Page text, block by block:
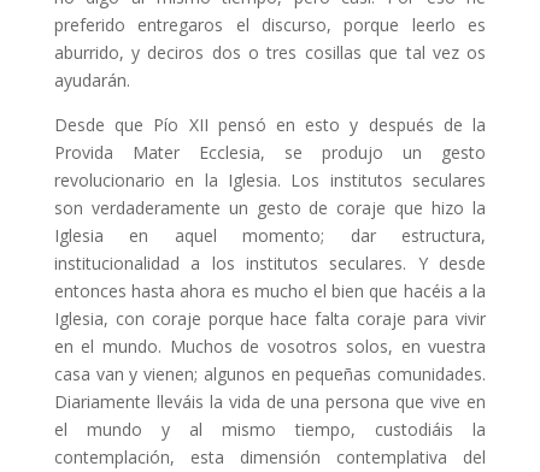
preferido entregaros el discurso, porque leerlo es
aburrido, y deciros dos o tres cosillas que tal vez os
ayudarán.
Desde que Pío XII pensó en esto y después de la
Provida Mater Ecclesia, se produjo un gesto
revolucionario en la Iglesia. Los institutos seculares
son verdaderamente un gesto de coraje que hizo la
Iglesia en aquel momento; dar estructura,
institucionalidad a los institutos seculares. Y desde
entonces hasta ahora es mucho el bien que hacéis a la
Iglesia, con coraje porque hace falta coraje para vivir
en el mundo. Muchos de vosotros solos, en vuestra
casa van y vienen; algunos en pequeñas comunidades.
Diariamente lleváis la vida de una persona que vive en
el mundo y al mismo tiempo, custodiáis la
contemplación, esta dimensión contemplativa del